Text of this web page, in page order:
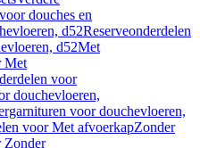
douches en
d52Reserveonderdelen
d52Met
Met
voor
douchevloeren,
voor douchevloeren,
voor Met afvoerkapZonder
Zonder